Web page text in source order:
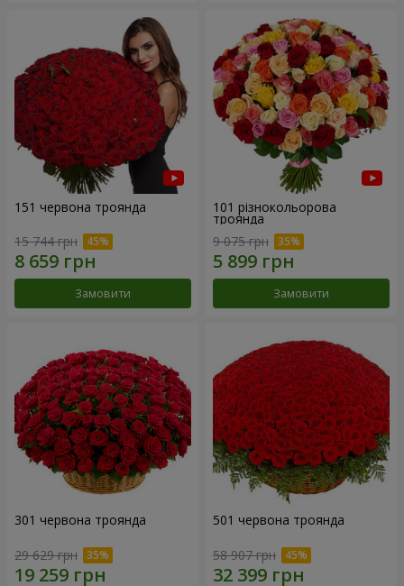
151 червона троянда
15 744 грн
Замовити
101 різнокольорова
троянда
9 075 грн
Замовити
301 червона троянда
29 629 грн
501 червона троянда
58 907 грн